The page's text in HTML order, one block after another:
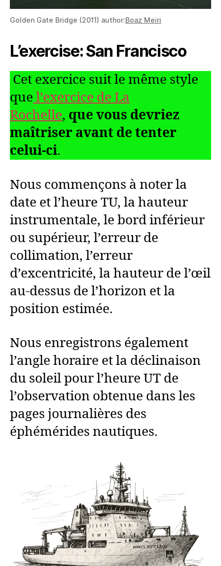
Golden Gate Bridge (2011) author:Boaz Meiri
L’exercise: San Francisco
Cet exercice suit le même style
que l’exercice de La
Rochelle, que vous devriez
maîtriser avant de tenter
celui-ci.
Nous commençons à noter la
date et l’heure TU, la hauteur
instrumentale, le bord inférieur
ou supérieur, l’erreur de
collimation, l’erreur
d’excentricité, la hauteur de l’œil
au-dessus de l’horizon et la
position estimée.
Nous enregistrons également
l’angle horaire et la déclinaison
du soleil pour l’heure UT de
l’observation obtenue dans les
pages journalières des
éphémérides nautiques.